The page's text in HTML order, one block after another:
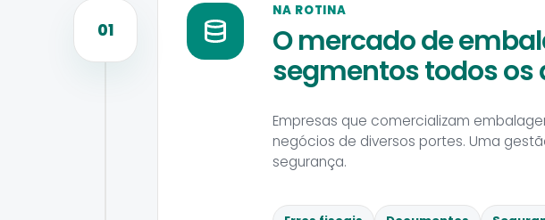
01
NA ROTINA
O mercado de
segmentos todos os
Empresas que comercializam
negócios de diversos portes. Uma
segurança.